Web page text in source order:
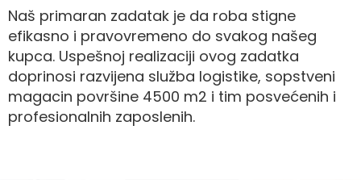
Naš primaran zadatak je da roba stigne
efikasno i pravovremeno do svakog našeg
kupca. Uspešnoj realizaciji ovog zadatka
doprinosi razvijena služba logistike, sopstveni
magacin površine 4500 m2 i tim posvećenih i
profesionalnih zaposlenih.